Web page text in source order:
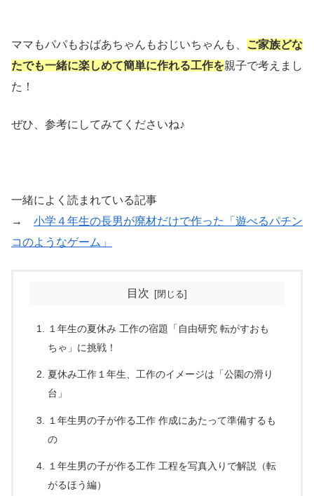
ママもパパもおばあちゃんもおじいちゃんも、
ご家族どな
たでも一緒に楽しめて簡単に作れる工作を親子で考えまし
た！
ぜひ、参考にしてみてくださいね♪
一緒によく読まれている記事
→ 小学４年生の長男が廃材だけで作った「遊べるパチン
コのようなゲーム」
目次
１年生の夏休み 工作の宿題「自由研究 転がすおも
ちゃ」に挑戦！
夏休み工作１年生、工作のイメージは「公園の滑り
台」
１年生男の子が作る工作 作成にあたって準備するも
の
１年生男の子が作る工作 工程を写真入りで解説（転
がるほう編）